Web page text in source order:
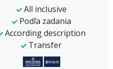
All inclusive
Podľa zadania
According description
Transfer